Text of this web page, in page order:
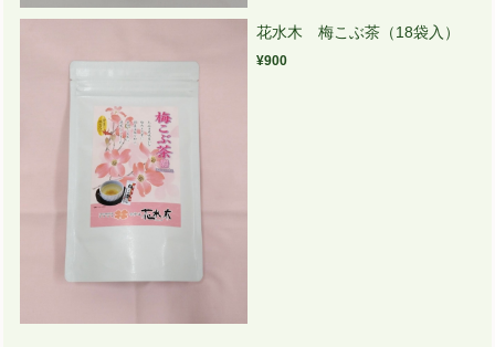
花水木 梅こぶ茶（18袋入）
¥900